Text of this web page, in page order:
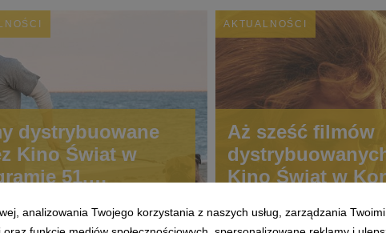
dystrybuowane
Kino Świat w
51.
Filmowego w
AKTUALNOŚCI
Aż sześć filmów
Kino Świat w
Polskich Filmów
analizowania Twojego korzystania z naszych usług, zarządzania